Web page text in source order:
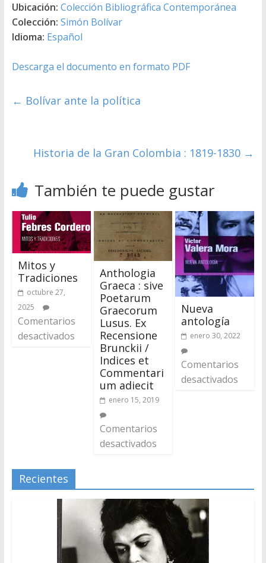
Ubicación: Colección Bibliográfica Contemporánea
Colección: Simón Bolívar
Idioma: Español
Descarga el documento en formato PDF
← Bolívar ante la política
Historia de la Gran Colombia : 1819-1830 →
También te puede gustar
Mitos y
Tradiciones
octubre 27,
2025
Comentarios
desactivados
Anthologia
Graeca : sive
Poetarum
Graecorum
Lusus. Ex
Recensione
Brunckii /
Indices et
Commentari
um adiecit
enero 15, 2019
Comentarios
desactivados
Nueva
antología
enero 30, 2022
Comentarios
desactivados
Recientes